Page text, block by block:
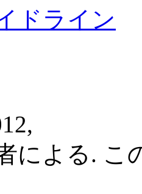
ドライン
による. こ